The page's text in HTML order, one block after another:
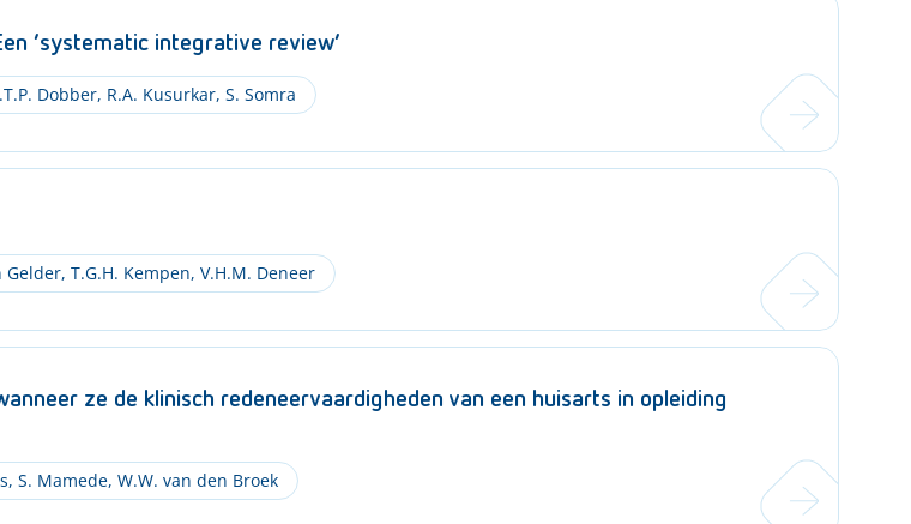
‘systematic integrative review’
Dobber, R.A. Kusurkar, S. Somra
Gelder, T.G.H. Kempen, V.H.M. Deneer
ze de klinisch redeneervaardigheden van een huisarts in opleiding
, S. Mamede, W.W. van den Broek